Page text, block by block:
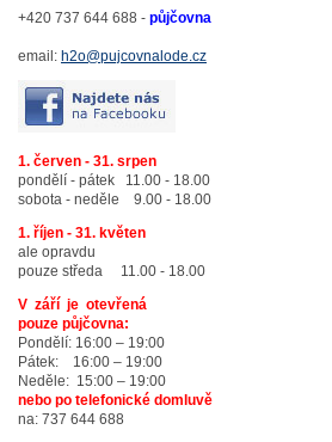
+420 737 644 688 - půjčovna
email: h2o@pujcovnalode.cz
1. červen - 31. srpen
pondělí - pátek 11.00 - 18.00
sobota - neděle 9.00 - 18.00
1. říjen - 31. květen
ale opravdu
pouze středa 11.00 - 18.00
V září je otevřená
pouze půjčovna:
Pondělí: 16:00 – 19:00
Pátek: 16:00 – 19:00
Neděle: 15:00 – 19:00
nebo po telefonické domluvě
na: 737 644 688